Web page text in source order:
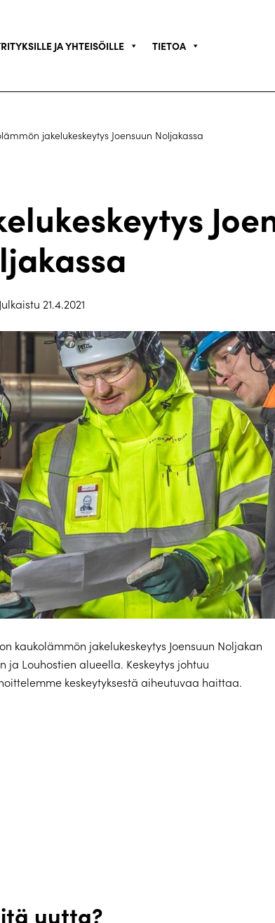
JA YHTEISÖILLE TIETOA
jakelukeskeytys Joensuun Noljakassa
Julkaistu 21.4.2021
on kaukolämmön jakelukeskeytys Joensuun Noljakan
ja Louhostien alueella. Keskeytys johtuu
keskeytyksestä aiheutuvaa haittaa.
uutta?